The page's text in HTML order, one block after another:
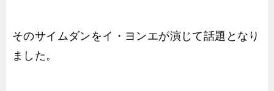
そのサイムダンをイ・ヨンエが演じて話題となり
ました。